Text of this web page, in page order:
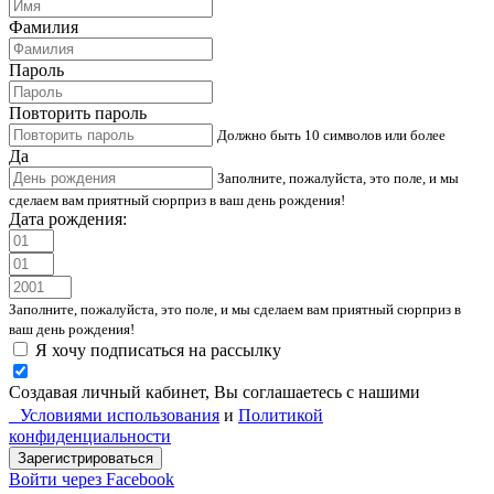
Фамилия
Пароль
Повторить пароль
Должно быть 10 символов или более
Да
Заполните, пожалуйста, это поле, и мы
сделаем вам приятный сюрприз в ваш день рождения!
Дата рождения:
Заполните, пожалуйста, это поле, и мы сделаем вам приятный сюрприз в
ваш день рождения!
Я хочу подписаться на рассылку
Создавая личный кабинет, Вы соглашаетесь с нашими
Условиями использования и Политикой
конфиденциальности
Войти через Facebook